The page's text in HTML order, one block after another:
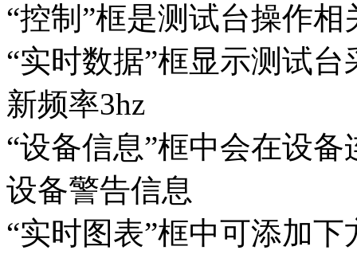
“控制”框是测试台操作相
“实时数据”框显示测试
新频率3hz
“设备信息”框中会在设
设备警告信息
“实时图表”框中可添加